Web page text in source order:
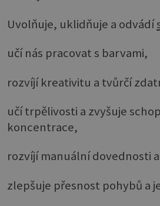
Uvolňuje, uklidňuje a odvádí
učí nás pracovat s barvami,
rozvíjí kreativitu a tvůrčí
učí trpělivosti a zvyšuje
koncentrace,
rozvíjí manuální dovednosti
zlepšuje přesnost pohybů a